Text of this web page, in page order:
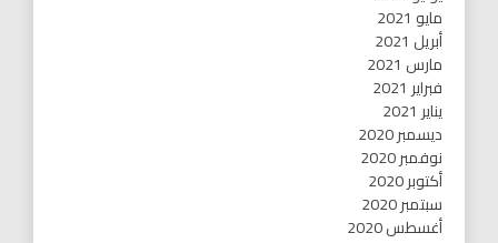
مايو 2021
أبريل 2021
مارس 2021
فبراير 2021
يناير 2021
ديسمبر 2020
نوفمبر 2020
أكتوبر 2020
سبتمبر 2020
أغسطس 2020